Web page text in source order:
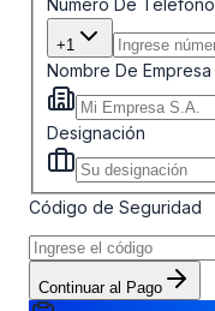
+1
Nombre De Empresa
Designación
Código de Seguridad
Continuar al Pago